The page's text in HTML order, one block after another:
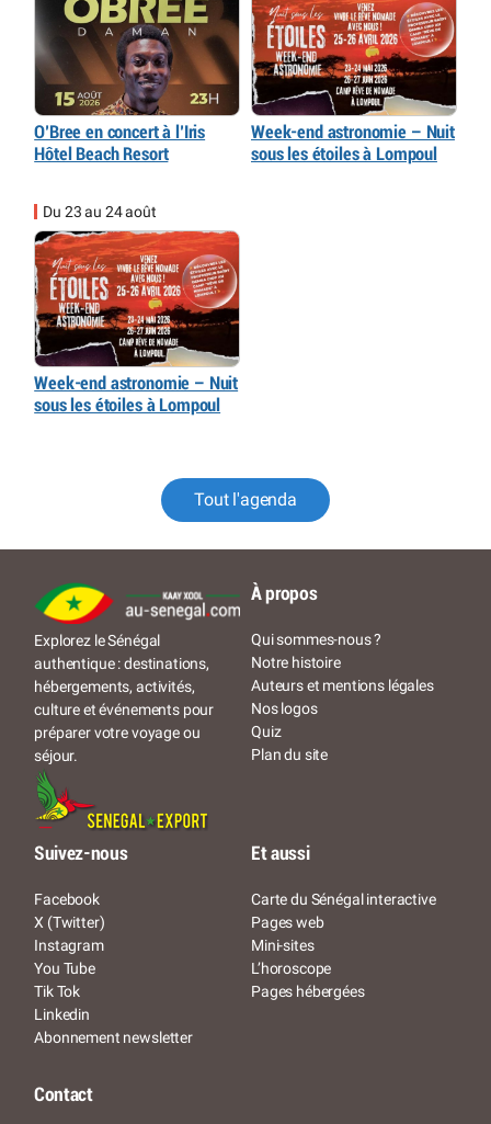
O’Bree en concert à l’Iris
Hôtel Beach Resort
Week-end astronomie – Nuit
sous les étoiles à Lompoul
Du 23 au 24 août
Week-end astronomie – Nuit
sous les étoiles à Lompoul
Tout l'agenda
Explorez le Sénégal
authentique : destinations,
hébergements, activités,
culture et événements pour
préparer votre voyage ou
séjour.
À propos
Qui sommes-nous ?
Notre histoire
Auteurs et mentions légales
Nos logos
Quiz
Plan du site
Suivez-nous
Facebook
X (Twitter)
Instagram
You Tube
Tik Tok
Linkedin
Abonnement newsletter
Et aussi
Carte du Sénégal interactive
Pages web
Mini-sites
L’horoscope
Pages hébergées
Contact